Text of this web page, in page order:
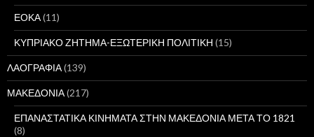
ΕΟΚΑ(11)
ΚΥΠΡΙΑΚΟ ΖΗΤΗΜΑ-ΕΞΩΤΕΡΙΚΗ ΠΟΛΙΤΙΚΗ (15)
ΛΑΟΓΡΑΦΙΑ(139)
ΜΑΚΕΔΟΝΙΑ(217)
ΕΠΑΝΑΣΤΑΤΙΚΑ ΚΙΝΗΜΑΤΑ ΣΤΗΝ ΜΑΚΕΔΟΝΙΑ ΜΕΤΑ ΤΟ 1821
(8)